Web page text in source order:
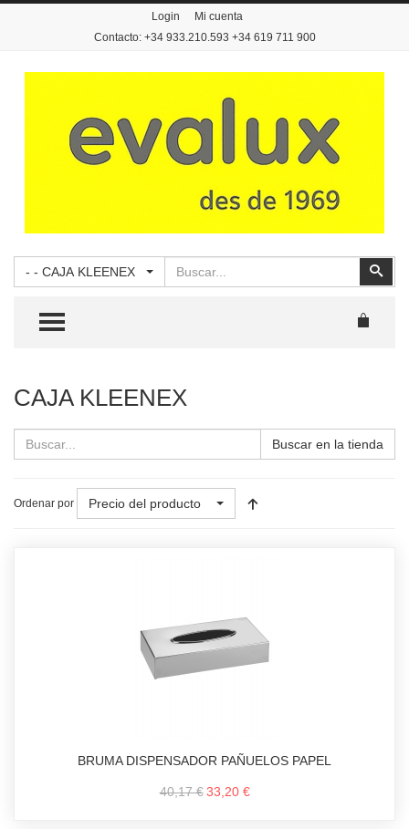
Login
Mi cuenta
Contacto: +34 933.210.593 +34 619 711 900
- - CAJA KLEENEX
TOGGLE MENU
CAJA KLEENEX
Buscar en la tienda
Ordenar por Precio del producto
BRUMA DISPENSADOR PAÑUELOS PAPEL
40,17 € 33,20 €